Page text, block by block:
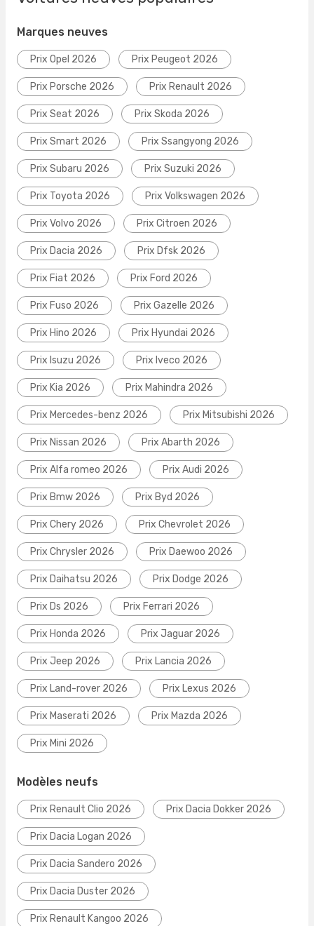
Marques neuves
Prix Opel 2026 Prix Peugeot 2026
Prix Porsche 2026 Prix Renault 2026
Prix Seat 2026 Prix Skoda 2026
Prix Smart 2026 Prix Ssangyong 2026
Prix Subaru 2026 Prix Suzuki 2026
Prix Toyota 2026 Prix Volkswagen 2026
Prix Volvo 2026 Prix Citroen 2026
Prix Dacia 2026 Prix Dfsk 2026
Prix Fiat 2026 Prix Ford 2026
Prix Fuso 2026 Prix Gazelle 2026
Prix Hino 2026 Prix Hyundai 2026
Prix Isuzu 2026 Prix Iveco 2026
Prix Kia 2026 Prix Mahindra 2026
Prix Mercedes-benz 2026 Prix Mitsubishi 2026
Prix Nissan 2026 Prix Abarth 2026
Prix Alfa romeo 2026 Prix Audi 2026
Prix Bmw 2026 Prix Byd 2026
Prix Chery 2026 Prix Chevrolet 2026
Prix Chrysler 2026 Prix Daewoo 2026
Prix Daihatsu 2026 Prix Dodge 2026
Prix Ds 2026 Prix Ferrari 2026
Prix Honda 2026 Prix Jaguar 2026
Prix Jeep 2026 Prix Lancia 2026
Prix Land-rover 2026 Prix Lexus 2026
Prix Maserati 2026 Prix Mazda 2026
Prix Mini 2026
Modèles neufs
Prix Renault Clio 2026 Prix Dacia Dokker 2026
Prix Dacia Logan 2026
Prix Dacia Sandero 2026
Prix Dacia Duster 2026
Prix Renault Kangoo 2026